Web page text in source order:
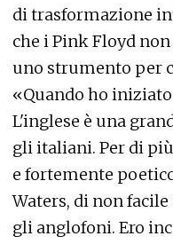
di trasformazione
che i Pink Floyd
uno strumento per
«Quando ho
L'inglese è una
gli italiani. Per di
e fortemente
Waters, di non
gli anglofoni. Ero